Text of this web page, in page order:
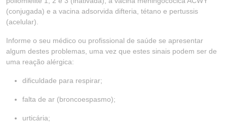
(conjugada) e a vacina adsorvida difteria, tétano e pertussis
(acelular).
Informe o seu médico ou profissional de saúde se apresentar
algum destes problemas, uma vez que estes sinais podem ser de
uma reação alérgica:
dificuldade para respirar;
falta de ar (broncoespasmo);
urticária;